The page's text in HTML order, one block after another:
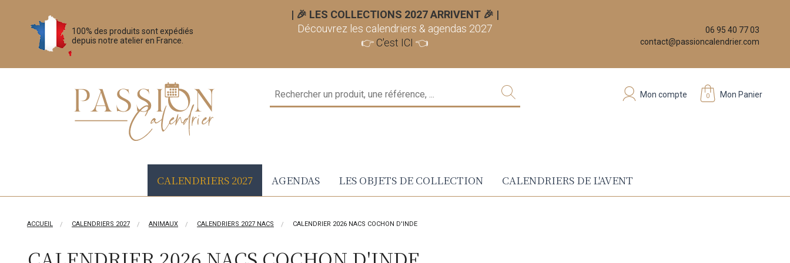
100% des produits sont expédiés
depuis notre atelier en France.
| 🎉 LES COLLECTIONS 2027 ARRIVENT 🎉 |
Découvrez les calendriers & agendas 2027
👉 C'est ICI 👈
06 95 40 77 03
contact@passioncalendrier.com
0 Mon Panier
Mon compte
CALENDRIERS 2027 AGENDAS LES OBJETS DE COLLECTION CALENDRIERS DE L'AVENT
ACCUEIL CALENDRIERS 2027 ANIMAUX CALENDRIERS 2027 NACS CALENDRIER 2026 NACS COCHON D'INDE